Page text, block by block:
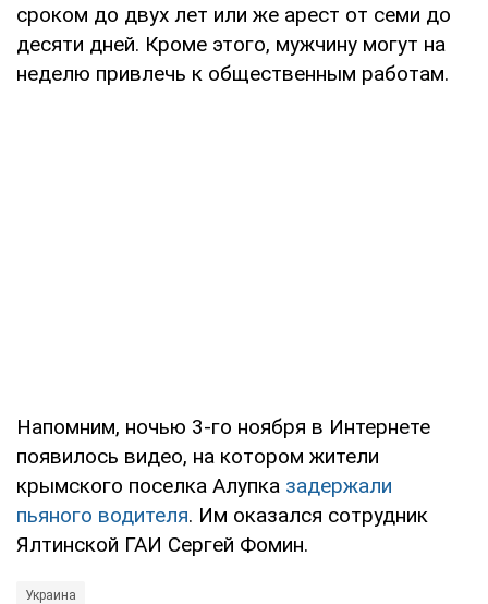
сроком до двух лет или же арест от семи до
десяти дней. Кроме этого, мужчину могут на
неделю привлечь к общественным работам.
Напомним, ночью 3-го ноября в Интернете
появилось видео, на котором жители
крымского поселка Алупка задержали
пьяного водителя. Им оказался сотрудник
Ялтинской ГАИ Сергей Фомин.
Украина